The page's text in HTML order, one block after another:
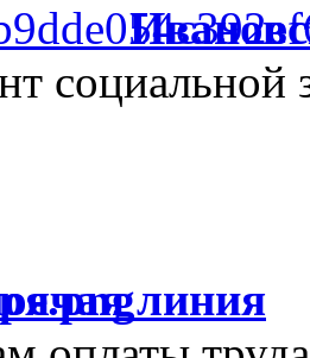
социальной
линия